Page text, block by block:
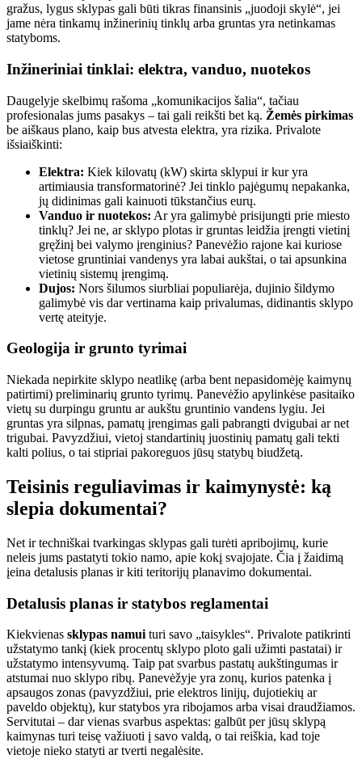
gražus, lygus sklypas gali būti tikras finansinis „juodoji skylė“, jei
jame nėra tinkamų inžinerinių tinklų arba gruntas yra netinkamas
statyboms.
Inžineriniai tinklai: elektra, vanduo, nuotekos
Daugelyje skelbimų rašoma „komunikacijos šalia“, tačiau
profesionalas jums pasakys – tai gali reikšti bet ką. Žemės pirkimas
be aiškaus plano, kaip bus atvesta elektra, yra rizika. Privalote
išsiaiškinti:
Elektra: Kiek kilovatų (kW) skirta sklypui ir kur yra
artimiausia transformatorinė? Jei tinklo pajėgumų nepakanka,
jų didinimas gali kainuoti tūkstančius eurų.
Vanduo ir nuotekos: Ar yra galimybė prisijungti prie miesto
tinklų? Jei ne, ar sklypo plotas ir gruntas leidžia įrengti vietinį
gręžinį bei valymo įrenginius? Panevėžio rajone kai kuriose
vietose gruntiniai vandenys yra labai aukštai, o tai apsunkina
vietinių sistemų įrengimą.
Dujos: Nors šilumos siurbliai populiarėja, dujinio šildymo
galimybė vis dar vertinama kaip privalumas, didinantis sklypo
vertę ateityje.
Geologija ir grunto tyrimai
Niekada nepirkite sklypo neatlikę (arba bent nepasidomėję kaimynų
patirtimi) preliminarių grunto tyrimų. Panevėžio apylinkėse pasitaiko
vietų su durpingu gruntu ar aukštu gruntinio vandens lygiu. Jei
gruntas yra silpnas, pamatų įrengimas gali pabrangti dvigubai ar net
trigubai. Pavyzdžiui, vietoj standartinių juostinių pamatų gali tekti
kalti polius, o tai stipriai pakoreguos jūsų statybų biudžetą.
Teisinis reguliavimas ir kaimynystė: ką
slepia dokumentai?
Net ir techniškai tvarkingas sklypas gali turėti apribojimų, kurie
neleis jums pastatyti tokio namo, apie kokį svajojate. Čia į žaidimą
įeina detalusis planas ir kiti teritorijų planavimo dokumentai.
Detalusis planas ir statybos reglamentai
Kiekvienas sklypas namuituri savo „taisykles“. Privalote patikrinti
užstatymo tankį (kiek procentų sklypo ploto gali užimti pastatai) ir
užstatymo intensyvumą. Taip pat svarbus pastatų aukštingumas ir
atstumai nuo sklypo ribų. Panevėžyje yra zonų, kurios patenka į
apsaugos zonas (pavyzdžiui, prie elektros linijų, dujotiekių ar
paveldo objektų), kur statybos yra ribojamos arba visai draudžiamos.
Servitutai – dar vienas svarbus aspektas: galbūt per jūsų sklypą
kaimynas turi teisę važiuoti į savo valdą, o tai reiškia, kad toje
vietoje nieko statyti ar tverti negalėsite.